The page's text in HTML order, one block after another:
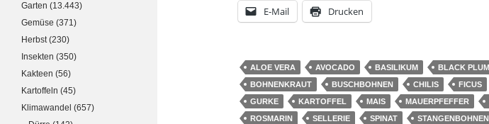
E-Mail Drucken
ALOE VERA AVOCADO BASILIKUM
BLACK PLUM
BOHNENKRAUT
BUSCHBOHNEN CHILIS FICUS
GURKE
KARTOFFEL MAIS MAUERPFEFFER
ROSMARIN
SELLERIE SPINAT
STANGENBOHNEN
Garten (13.443)
Gemüse (371)
Herbst(230)
Insekten (350)
Kakteen (56)
Kartoffeln (45)
Klimawandel (657)